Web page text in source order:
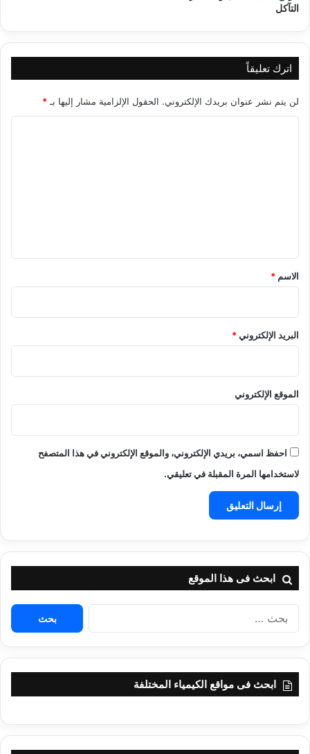
التآكل
اترك تعليقاً
لن يتم نشر عنوان بريدك الإلكتروني. الحقول الإلزامية مشار إليها بـ *
*
الاسم *
البريد الإلكتروني*
الموقع الإلكتروني
احفظ اسمي، بريدي الإلكتروني، والموقع الإلكتروني في هذا المتصفح
لاستخدامها المرة المقبلة في تعليقي.
ابحث فى هذا الموقع
البحث
ابحث فى مواقع الكيمياء المختلفة